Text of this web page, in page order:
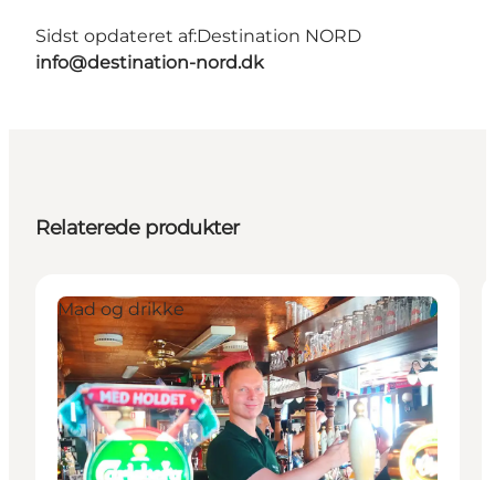
Sidst opdateret af:Destination NORD
info@destination-nord.dk
Relaterede produkter
Mad og drikke